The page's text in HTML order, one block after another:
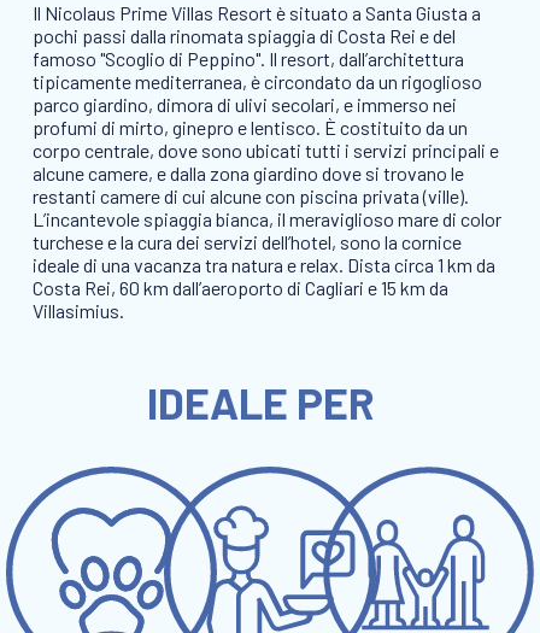
Il Nicolaus Prime Villas Resort è situato a Santa Giusta a
pochi passi dalla rinomata spiaggia di Costa Rei e del
famoso "Scoglio di Peppino". Il resort, dall’architettura
tipicamente mediterranea, è circondato da un rigoglioso
parco giardino, dimora di ulivi secolari, e immerso nei
profumi di mirto, ginepro e lentisco. È costituito da un
corpo centrale, dove sono ubicati tutti i servizi principali e
alcune camere, e dalla zona giardino dove si trovano le
restanti camere di cui alcune con piscina privata (ville).
L’incantevole spiaggia bianca, il meraviglioso mare di color
turchese e la cura dei servizi dell’hotel, sono la cornice
ideale di una vacanza tra natura e relax. Dista circa 1 km da
Costa Rei, 60 km dall’aeroporto di Cagliari e 15 km da
Villasimius.
IDEALE PER